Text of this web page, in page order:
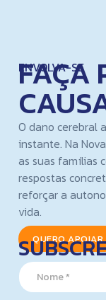
ENVOLVA-SE
FAÇA
O dano cerebral
instante. Na
as suas famílias
respostas
reforçar a
vida.
QUERO APOIAR
*
E
m
N
a
m